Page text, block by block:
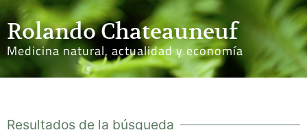
Rolando Chateauneuf
Medicina natural, actualidad y economía
Resultados de la búsqueda